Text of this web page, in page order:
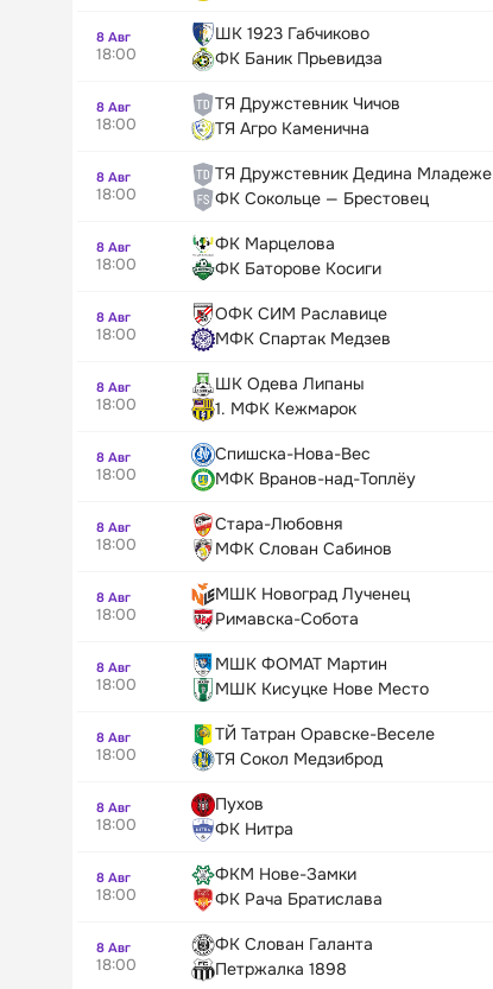
8 Авг
18:00
ШК 1923 Габчиково
ФК Баник Прьевидза
8 Авг
18:00
ТЯ Дружстевник Чичов
ТЯ Агро Каменична
8 Авг
18:00
ТЯ Дружстевник Дедина Младеже
ФК Сокольце — Брестовец
8 Авг
18:00
ФК Марцелова
ФК Баторове Косиги
8 Авг
18:00
ОФК СИМ Раславице
МФК Спартак Медзев
8 Авг
18:00
ШК Одева Липаны
1. МФК Кежмарок
8 Авг
18:00
Спишска-Нова-Вес
МФК Вранов-над-Топлёу
8 Авг
18:00
Стара-Любовня
МФК Слован Сабинов
8 Авг
18:00
МШК Новоград Лученец
Римавска-Собота
8 Авг
18:00
МШК ФОМАТ Мартин
МШК Кисуцке Нове Место
8 Авг
18:00
ТЙ Татран Оравске-Веселе
ТЯ Сокол Медзиброд
8 Авг
18:00
Пухов
ФК Нитра
8 Авг
18:00
ФКМ Нове-Замки
ФК Рача Братислава
8 Авг
18:00
ФК Слован Галанта
Петржалка 1898